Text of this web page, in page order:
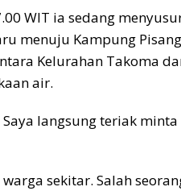
WIT ia sedang
menuju Kampung
Kelurahan Takoma
air.
langsung teriak
sekitar. Salah